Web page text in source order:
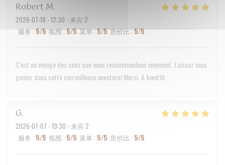
Robert M
2026-07-18 - 12:30 - 来宾 2
服务 : 5/5 氛围:5/5 菜单:5/5 质价比:5/5
C'est un voyage des sens que nous recommandons vivement. Laissez vous
guider dans cette merveilleuse aventure! Merci. A bientôt
G
2026-07-07 - 19:30 - 来宾 2
服务 : 5/5 氛围 : 5/5 菜单 : 5/5 质价比 : 5/5